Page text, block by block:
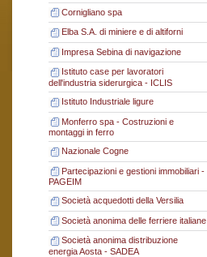
Cornigliano spa
Elba S.A. di miniere e di altiforni
Impresa Sebina di navigazione
Istituto case per lavoratori
dell'industria siderurgica - ICLIS
Istituto Industriale ligure
Monferro spa - Costruzioni e
montaggi in ferro
Nazionale Cogne
Partecipazioni e gestioni immobiliari -
PAGEIM
Società acquedotti della Versilia
Società anonima delle ferriere italiane
Società anonima distribuzione
energia Aosta - SADEA